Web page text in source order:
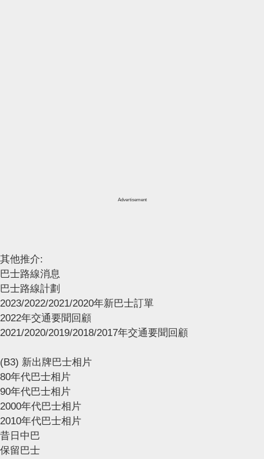
Advertisement
其他推介:
巴士路線消息
巴士路線計劃
2023/2022/2021/2020年新巴士訂單
2022年交通要聞回顧
2021/2020/2019/2018/2017年交通要聞回顧
(B3) 新出牌巴士相片
80年代巴士相片
90年代巴士相片
2000年代巴士相片
2010年代巴士相片
昔日中巴
保留巴士